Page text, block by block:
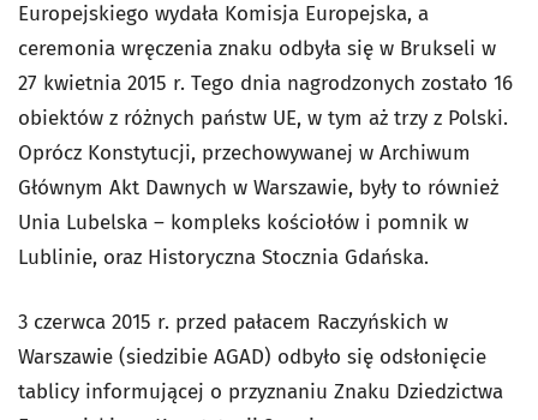
Europejskiego wydała Komisja Europejska, a
ceremonia wręczenia znaku odbyła się w Brukseli w
27 kwietnia 2015 r. Tego dnia nagrodzonych zostało 16
obiektów z różnych państw UE, w tym aż trzy z Polski.
Oprócz Konstytucji, przechowywanej w Archiwum
Głównym Akt Dawnych w Warszawie, były to również
Unia Lubelska – kompleks kościołów i pomnik w
Lublinie, oraz Historyczna Stocznia Gdańska.
3 czerwca 2015 r. przed pałacem Raczyńskich w
Warszawie (siedzibie AGAD) odbyło się odsłonięcie
tablicy informującej o przyznaniu Znaku Dziedzictwa